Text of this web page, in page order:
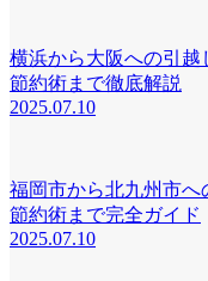
横浜から大阪への引越
節約術まで徹底解説
2025.07.10
福岡市から北九州市へ
節約術まで完全ガイド
2025.07.10